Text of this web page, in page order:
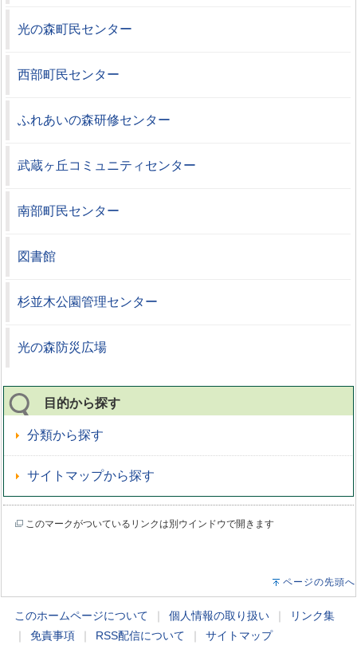
光の森町民センター
西部町民センター
ふれあいの森研修センター
武蔵ヶ丘コミュニティセンター
南部町民センター
図書館
杉並木公園管理センター
光の森防災広場
目的から探す
分類から探す
サイトマップから探す
このマークがついているリンクは別ウインドウで開きます
ページの先頭へ
このホームページについて 個人情報の取り扱い
リンク集
免責事項 RSS配信について サイトマップ